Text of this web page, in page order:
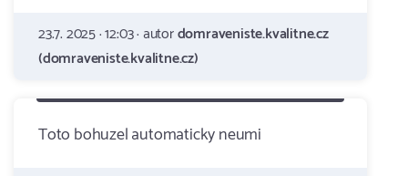
23.7. 2025 · 12:03 · autordomraveniste.kvalitne.cz
(domraveniste.kvalitne.cz)
Toto bohuzel automaticky neumi